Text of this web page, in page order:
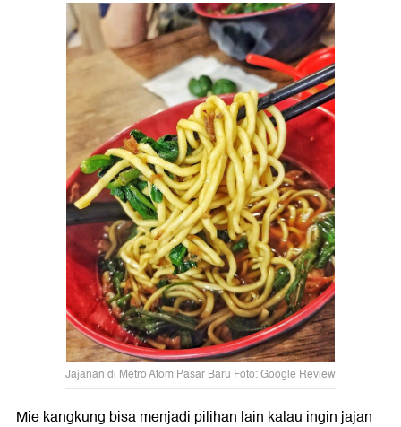
Jajanan di Metro Atom Pasar Baru Foto: Google Review
Mie kangkung bisa menjadi pilihan lain kalau ingin jajan